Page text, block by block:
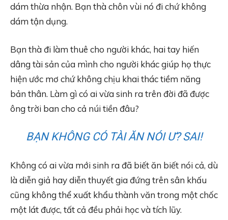
dám thừa nhận. Bạn thà chôn vùi nó đi chứ không
dám tận dụng.
Bạn thà đi làm thuê cho người khác, hai tay hiến
dâng tài sản của mình cho người khác giúp họ thực
hiện ước mơ chứ không chịu khai thác tiềm năng
bản thân. Làm gì có ai vừa sinh ra trên đời đã được
ông trời ban cho cả núi tiền đâu?
BẠN KHÔNG CÓ TÀI ĂN NÓI Ư? SAI!
Không có ai vừa mới sinh ra đã biết ăn biết nói cả, dù
là diễn giả hay diễn thuyết gia đứng trên sân khấu
cũng không thể xuất khẩu thành văn trong một chốc
một lát được, tất cả đều phải học và tích lũy.